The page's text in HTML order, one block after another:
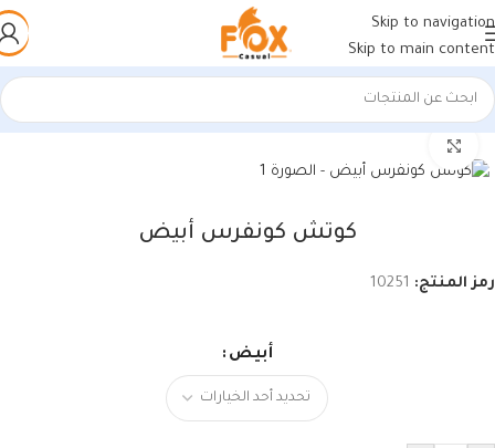
Skip to navigation
Skip to main content
الرئيسية/أحذية رجالي/كوتشي رجالي
كوتش كونفرس أبيض
رمز المنتج: 10251
أبيض